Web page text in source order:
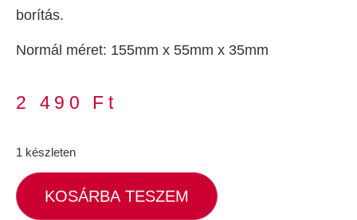
borítás.
Normál méret: 155mm x 55mm x 35mm
2 490 Ft
1 készleten
KOSÁRBA TESZEM